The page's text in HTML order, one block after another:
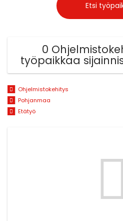
0
työpaikkaa
Ohjelmistokehitys
Pohjanmaa
Etätyö